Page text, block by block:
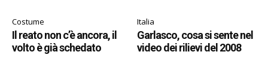
Costume
Il reato non c’è ancora, il
volto è già schedato
Italia
Garlasco, cosa si sente nel
video dei rilievi del 2008